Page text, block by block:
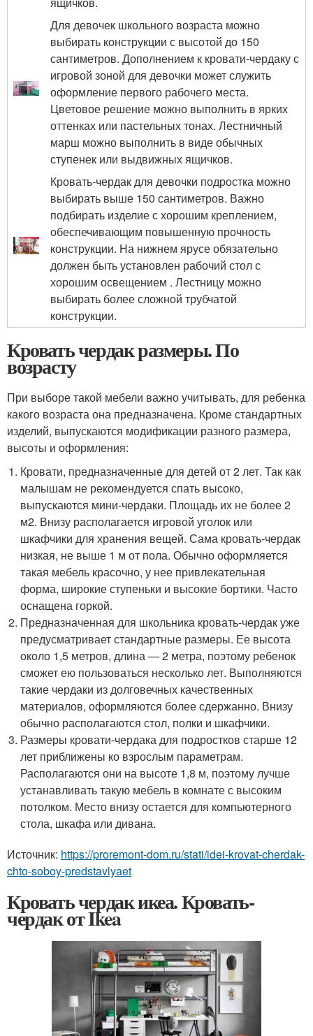
Для девочек школьного возраста можно
выбирать конструкции с высотой до 150
сантиметров. Дополнением к кровати-чердаку с
игровой зоной для девочки может служить
оформление первого рабочего места.
Цветовое решение можно выполнить в ярких
оттенках или пастельных тонах. Лестничный
марш можно выполнить в виде обычных
ступенек или выдвижных ящичков.
Кровать-чердак для девочки подростка можно
выбирать выше 150 сантиметров. Важно
подбирать изделие с хорошим креплением,
обеспечивающим повышенную прочность
конструкции. На нижнем ярусе обязательно
должен быть установлен рабочий стол с
хорошим освещением . Лестницу можно
выбирать более сложной трубчатой
конструкции.
Кровать чердак размеры. По
возрасту
При выборе такой мебели важно учитывать, для ребенка
какого возраста она предназначена. Кроме стандартных
изделий, выпускаются модификации разного размера,
высоты и оформления:
Кровати, предназначенные для детей от 2 лет. Так как
малышам не рекомендуется спать высоко,
выпускаются мини-чердаки. Площадь их не более 2
м2. Внизу располагается игровой уголок или
шкафчики для хранения вещей. Сама кровать-чердак
низкая, не выше 1 м от пола. Обычно оформляется
такая мебель красочно, у нее привлекательная
форма, широкие ступеньки и высокие бортики. Часто
оснащена горкой.
Предназначенная для школьника кровать-чердак уже
предусматривает стандартные размеры. Ее высота
около 1,5 метров, длина — 2 метра, поэтому ребенок
сможет ею пользоваться несколько лет. Выполняются
такие чердаки из долговечных качественных
материалов, оформляются более сдержанно. Внизу
обычно располагаются стол, полки и шкафчики.
Размеры кровати-чердака для подростков старше 12
лет приближены ко взрослым параметрам.
Располагаются они на высоте 1,8 м, поэтому лучше
устанавливать такую мебель в комнате с высоким
потолком. Место внизу остается для компьютерного
стола, шкафа или дивана.
Источник: https://proremont-dom.ru/stati/idei-krovat-cherdak-
chto-soboy-predstavlyaet
Кровать чердак икеа. Кровать-
чердак от Ikea